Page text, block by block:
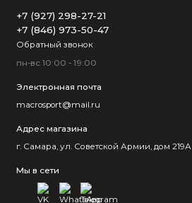
+7 (927) 298-27-21
+7 (846) 973-50-47
Обратный звонок
пн-вс 10:00 - 19:00
Электронная почта
macrosport@mail.ru
Адрес магазина
г. Самара, ул. Советской Армии, дом 219А
Мы в сети